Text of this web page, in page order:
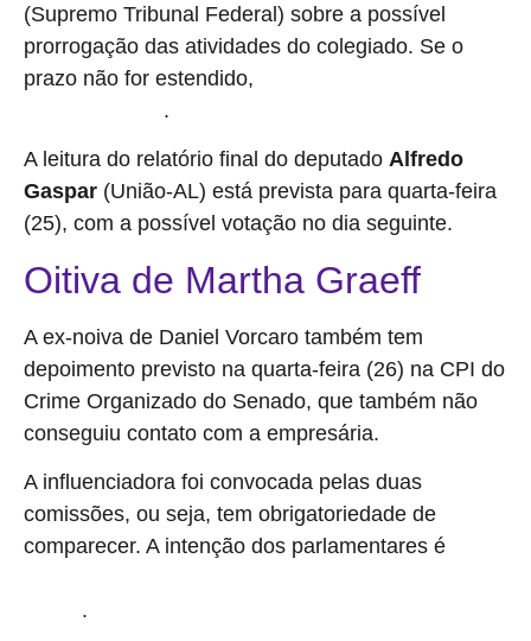
(Supremo Tribunal Federal) sobre a possível
prorrogação das atividades do colegiado. Se o
prazo não for estendido,
.
A leitura do relatório final do deputado Alfredo
Gaspar (União-AL) está prevista para quarta-feira
(25), com a possível votação no dia seguinte.
Oitiva de Martha Graeff
A ex-noiva de Daniel Vorcaro também tem
depoimento previsto na quarta-feira (26) na CPI do
Crime Organizado do Senado, que também não
conseguiu contato com a empresária.
A influenciadora foi convocada pelas duas
comissões, ou seja, tem obrigatoriedade de
comparecer. A intenção dos parlamentares é
.